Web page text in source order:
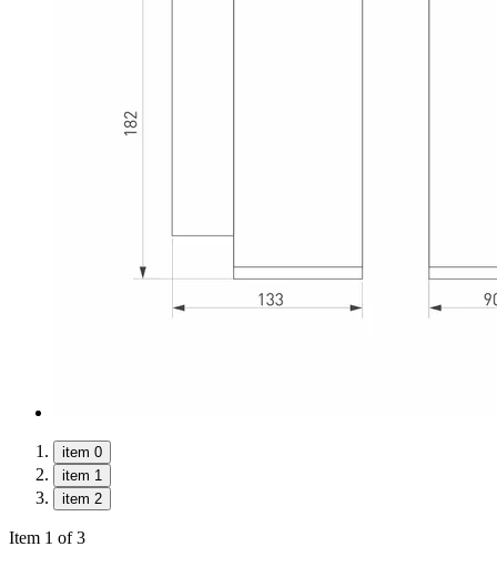
item 0
item 1
item 2
Item 1 of 3